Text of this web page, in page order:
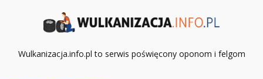
Wulkanizacja.info.pl to serwis poświęcony oponom i felgom